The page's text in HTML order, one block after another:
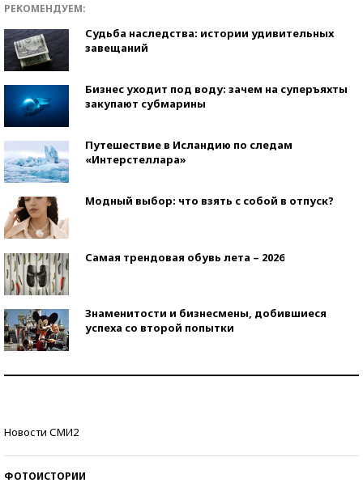
РЕКОМЕНДУЕМ:
Судьба наследства: истории удивительных
завещаний
Бизнес уходит под воду: зачем на суперъяхты
закупают субмарины
Путешествие в Исландию по следам
«Интерстеллара»
Модный выбор: что взять с собой в отпуск?
Самая трендовая обувь лета – 2026
Знаменитости и бизнесмены, добившиеся
успеха со второй попытки
Новости СМИ2
ФОТОИСТОРИИ